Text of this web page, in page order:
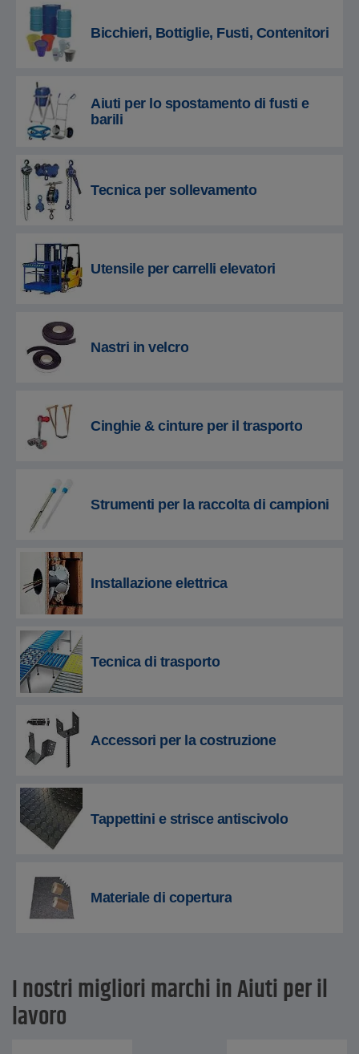
Bicchieri, Bottiglie, Fusti, Contenitori
Aiuti per lo spostamento di fusti e
barili
Tecnica per sollevamento
Utensile per carrelli elevatori
Nastri in velcro
Cinghie & cinture per il trasporto
Strumenti per la raccolta di campioni
Installazione elettrica
Tecnica di trasporto
Accessori per la costruzione
Tappettini e strisce antiscivolo
Materiale di copertura
I nostri migliori marchi in Aiuti per il
lavoro